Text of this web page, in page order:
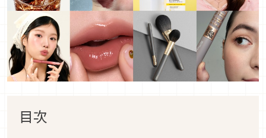
目次